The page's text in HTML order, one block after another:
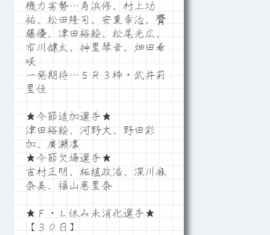
機力劣勢…角浜修、村上功
祐、松田隆司、安東幸治、齊
藤優、津田裕絵、松尾光広、
市川健太、神里琴音、畑田希
咲
一発期待…５Ｒ３枠・武井莉
里佳
★今節追加選手★
津田裕絵、河野大、野田彩
加、廣瀬凛
★今節欠場選手★
吉村正明、柘植政浩、深川麻
奈美、福山恵里奈
★Ｆ・Ｌ休み未消化選手★
【３０日】